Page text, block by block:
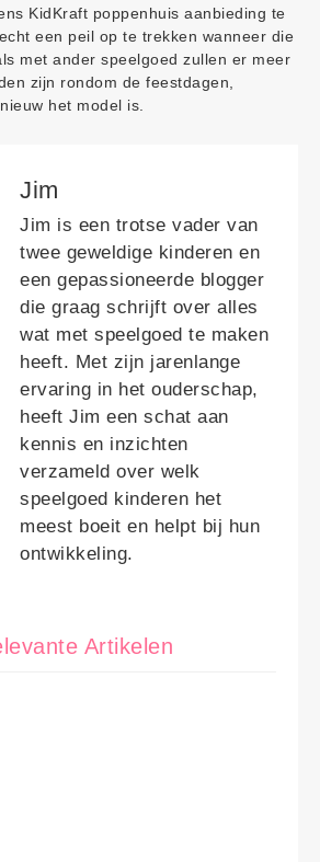
KidKraft poppenhuis aanbieding te
een peil op te trekken wanneer die
met ander speelgoed zullen er meer
zijn rondom de feestdagen,
het model is.
Jim
Jim is een trotse vader van
twee geweldige kinderen en
een gepassioneerde blogger
die graag schrijft over alles
wat met speelgoed te maken
heeft. Met zijn jarenlange
ervaring in het ouderschap,
heeft Jim een schat aan
kennis en inzichten
verzameld over welk
speelgoed kinderen het
meest boeit en helpt bij hun
ontwikkeling.
Artikelen